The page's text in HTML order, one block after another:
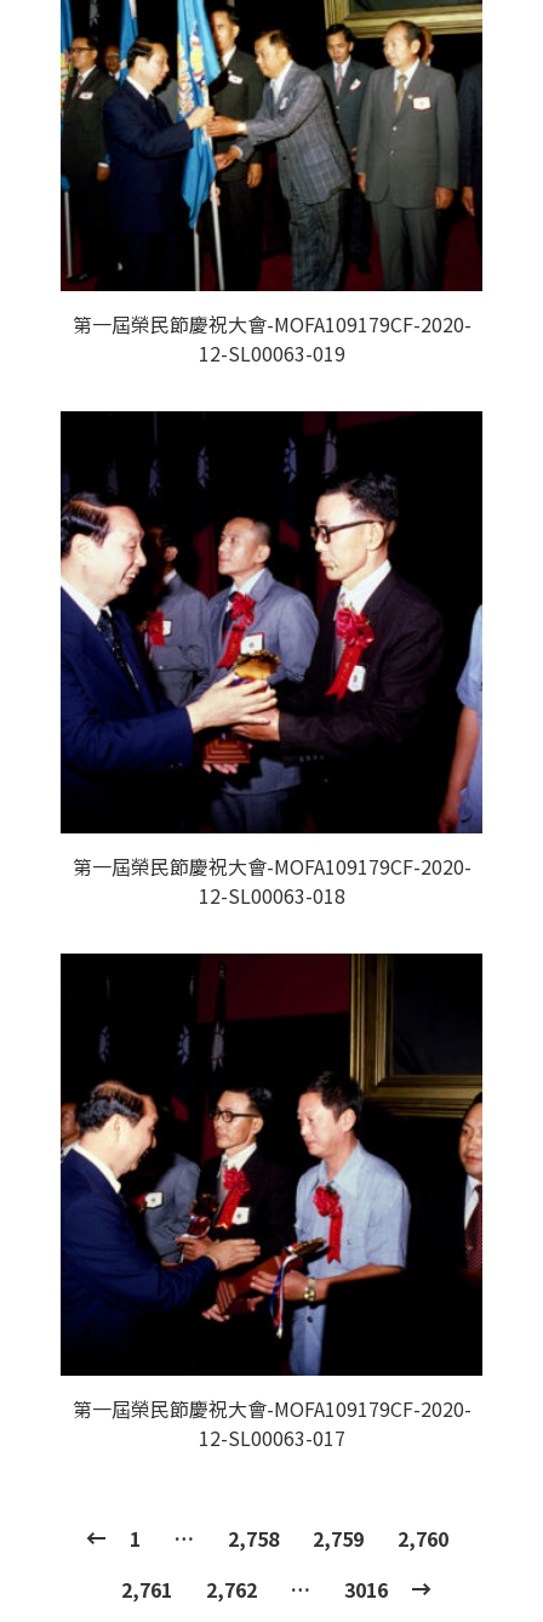
第一屆榮民節慶祝大會-MOFA109179CF-2020-
12-SL00063-019
第一屆榮民節慶祝大會-MOFA109179CF-2020-
12-SL00063-018
第一屆榮民節慶祝大會-MOFA109179CF-2020-
12-SL00063-017
1 … 2,758 2,759
2,760
2,761
2,762 … 3016